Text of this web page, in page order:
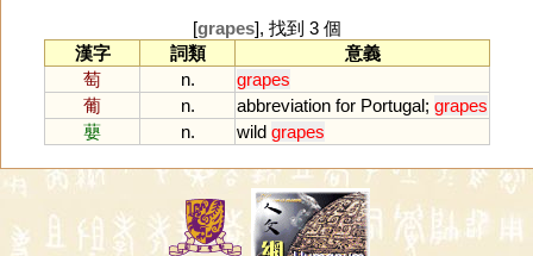
[grapes], 找到 3 個
漢字
詞類
意義
萄
n.
grapes
葡
n. abbreviation for Portugal; grapes
蘡
n. wild grapes